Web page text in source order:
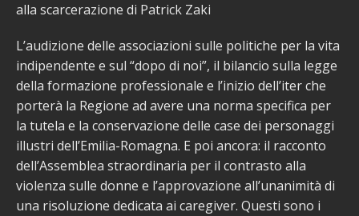
alla scarcerazione di Patrick Zaki
L’audizione delle associazioni sulle politiche per la vita
indipendente e sul “dopo di noi”, il bilancio sulla legge
della formazione professionale e l’inizio dell’iter che
porterà la Regione ad avere una norma specifica per
la tutela e la conservazione delle case dei personaggi
illustri dell’Emilia-Romagna. E poi ancora: il racconto
dell’Assemblea straordinaria per il contrasto alla
violenza sulle donne e l’approvazione all’unanimità di
una risoluzione dedicata ai caregiver. Questi sono i